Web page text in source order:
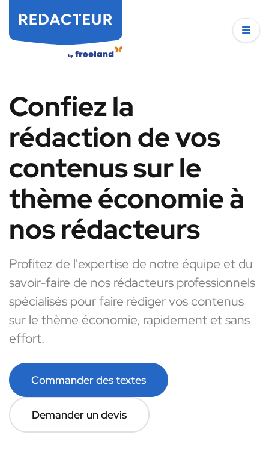
Confiez la
rédaction de vos
contenus sur le
thème économie à
nos rédacteurs
Profitez de l'expertise de notre équipe et du
savoir-faire de nos rédacteurs professionnels
spécialisés pour faire rédiger vos contenus
sur le thème économie, rapidement et sans
effort.
Commander des textes
Demander un devis